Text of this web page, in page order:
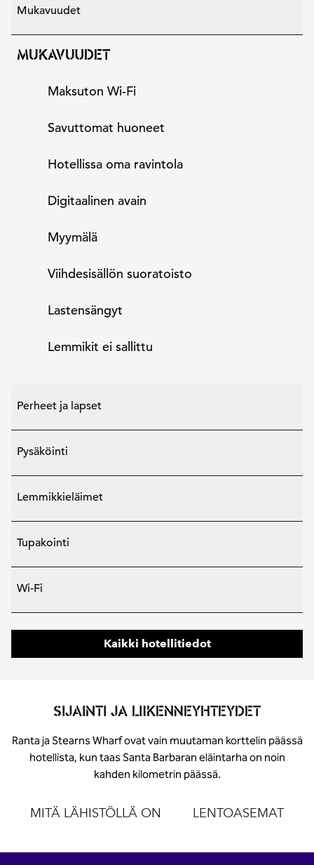
Mukavuudet
MUKAVUUDET
Maksuton Wi-Fi
Savuttomat huoneet
Hotellissa oma ravintola
Digitaalinen avain
Myymälä
Viihdesisällön suoratoisto
Lastensängyt
Lemmikit ei sallittu
Perheet ja lapset
Pysäköinti
Lemmikkieläimet
Tupakointi
Wi-Fi
Kaikki hotellitiedot
SIJAINTI JA LIIKENNEYHTEYDET
Ranta ja Stearns Wharf ovat vain muutaman korttelin päässä
hotellista, kun taas Santa Barbaran eläintarha on noin
kahden kilometrin päässä.
MITÄ LÄHISTÖLLÄ ON LENTOASEMAT